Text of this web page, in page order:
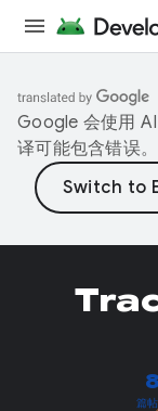
Google 会使用
译可能包含错误。
8
篇